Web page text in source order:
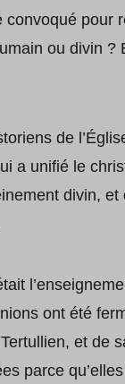
pour
ou divin
de
a unifié le
divin,
ont été
et de
parce